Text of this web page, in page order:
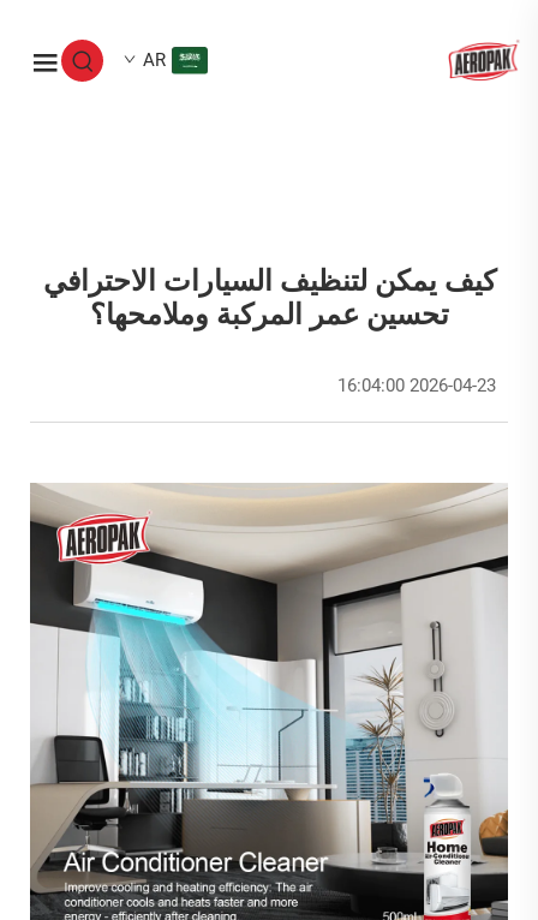
AR
كيف يمكن لتنظيف السيارات الاحترافي
تحسين عمر المركبة وملامحها؟
2026-04-23 16:04:00